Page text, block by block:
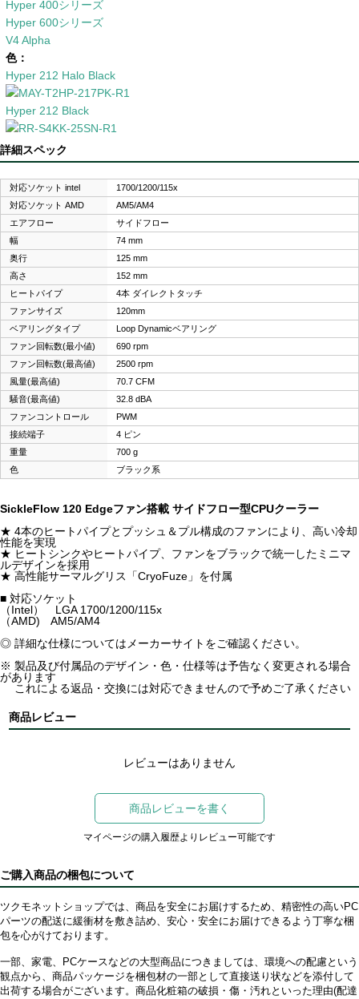
Hyper 400シリーズ
Hyper 600シリーズ
V4 Alpha
色：
Hyper 212 Halo Black
Hyper 212 Black
詳細スペック
対応ソケット intel
1700/1200/115x
対応ソケット AMD
AM5/AM4
エアフロー
サイドフロー
幅
74 mm
奥行
125 mm
高さ
152 mm
ヒートパイプ
4本 ダイレクトタッチ
ファンサイズ
120mm
ベアリングタイプ
Loop Dynamicベアリング
ファン回転数(最小値)
690 rpm
ファン回転数(最高値)
2500 rpm
風量(最高値)
70.7 CFM
騒音(最高値)
32.8 dBA
ファンコントロール
PWM
接続端子
4 ピン
重量
700 g
色
ブラック系
SickleFlow 120 Edgeファン搭載 サイドフロー型CPUクーラー
★ 4本のヒートパイプとプッシュ＆プル構成のファンにより、高い冷却
性能を実現
★ ヒートシンクやヒートパイプ、ファンをブラックで統一したミニマ
ルデザインを採用
★ 高性能サーマルグリス「CryoFuze」を付属
■ 対応ソケット
（Intel） LGA 1700/1200/115x
（AMD) AM5/AM4
◎ 詳細な仕様についてはメーカーサイトをご確認ください。
※ 製品及び付属品のデザイン・色・仕様等は予告なく変更される場合
があります
これによる返品・交換には対応できませんので予めご了承ください
商品レビュー
レビューはありません
商品レビューを書く
マイページの購入履歴よりレビュー可能です
ご購入商品の梱包について
ツクモネットショップでは、商品を安全にお届けするため、精密性の高いPC
パーツの配送に緩衝材を敷き詰め、安心・安全にお届けできるよう丁寧な梱
包を心がけております。
一部、家電、PCケースなどの大型商品につきましては、環境への配慮という
観点から、商品パッケージを梱包材の一部として直接送り状などを添付して
出荷する場合がございます。商品化粧箱の破損・傷・汚れといった理由(配達